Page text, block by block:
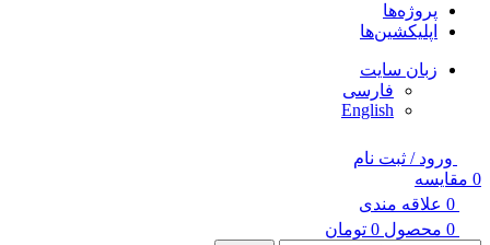
پروژه‌ها
اپلیکشین‌ها
زبان سایت
فارسی
English
ورود / ثبت نام
0 مقایسه
0 علاقه مندی
0 محصول 0 تومان